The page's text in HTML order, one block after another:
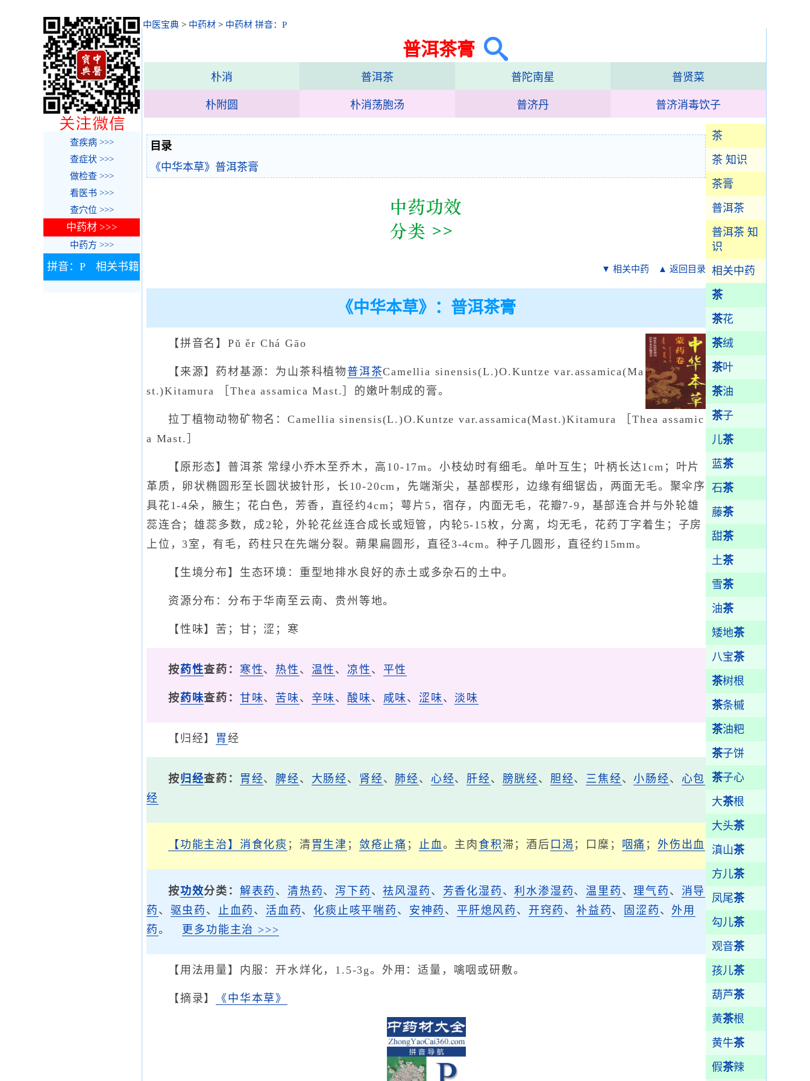
中医宝典 > 中药材 > 中药材 拼音：P
普洱茶膏
朴消 普洱茶 普陀南星 普贤菜
朴附圆 朴消荡胞汤 普济丹 普济消毒饮子
茶
茶 知识
茶膏
普洱茶
普洱茶 知
识
相关中药
茶
茶花
茶绒
茶叶
茶油
茶子
儿茶
蓝茶
石茶
藤茶
甜茶
土茶
雪茶
油茶
矮地茶
八宝茶
茶树根
茶条槭
茶油粑
茶子饼
茶子心
大茶根
大头茶
滇山茶
方儿茶
凤尾茶
勾儿茶
观音茶
孩儿茶
葫芦茶
黄茶根
黄牛茶
假茶辣
目录
《中华本草》普洱茶膏
▼ 相关中药 ▲ 返回目录
《中华本草》：普洱茶膏
【拼音名】Pǔ ěr Chá Gāo
【来源】药材基源：为山茶科植物 普洱茶Camellia sinensis(L.)O.Kuntze var.assamica(Ma
st.)Kitamura ［Thea assamica Mast.］的嫩叶制成的膏。
拉丁植物动物矿物名：Camellia sinensis(L.)O.Kuntze var.assamica(Mast.)Kitamura ［Thea assamic
a Mast.］
【原形态】普洱茶 常绿小乔木至乔木，高10-17m。小枝幼时有细毛。单叶互生；叶柄长达1cm；叶片
革质，卵状椭圆形至长圆状披针形，长10-20cm，先端渐尖，基部楔形，边缘有细锯齿，两面无毛。聚伞序
具花1-4朵，腋生；花白色，芳香，直径约4cm；萼片5，宿存，内面无毛，花瓣7-9，基部连合并与外轮雄
蕊连合；雄蕊多数，成2轮，外轮花丝连合成长或短管，内轮5-15枚，分离，均无毛，花药丁字着生；子房
上位，3室，有毛，药柱只在先端分裂。蒴果扁圆形，直径3-4cm。种子几圆形，直径约15mm。
【生境分布】生态环境：重型地排水良好的赤土或多杂石的土中。
资源分布：分布于华南至云南、贵州等地。
【性味】苦；甘；涩；寒
按药性查药： 寒性、 热性 、 温性 、 凉性 、 平性
按药味查药： 甘味、 苦味、 辛味、 酸味、 咸味、 涩味、 淡味
【归经】 胃经
按归经查药： 胃经、 脾经、 大肠经、 肾经、 肺经、 心经、 肝经、 膀胱经、 胆经、 三焦经、小肠经、 心包
经
【功能主治】 消食化痰 ；清 胃 生津 ； 敛疮止痛 ； 止血。主肉 食积 滞；酒后 口渴 ；口糜； 咽痛 ； 外伤出血
按功效分类： 解表药 、清热药、 泻下药 、祛风湿药 、 芳香化湿药 、利水渗湿药、温里药 、理气药 、 消导
药 、 驱虫药 、 止血药 、 活血药、 化痰止咳平喘药 、 安神药 、 平肝熄风药 、 开窍药 、 补益药、 固涩药 、外用
药。 更多功能主治 >>>
【用法用量】内服：开水烊化，1.5-3g。外用：适量，噙咽或研敷。
【摘录】 《中华本草》
查疾病 >>>
查症状 >>>
做检查 >>>
看医书 >>>
查穴位 >>>
中药材 >>>
中药方 >>>
拼音：P 相关书籍